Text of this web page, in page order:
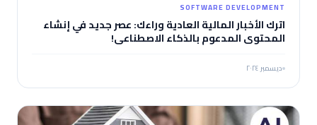
SOFTWARE DEVELOPMENT
اترك الأخبار المالية العادية وراءك: عصر جديد في إنشاء
المحتوى المدعوم بالذكاء الاصطناعي!
ديسمبر ٢٠٢٤